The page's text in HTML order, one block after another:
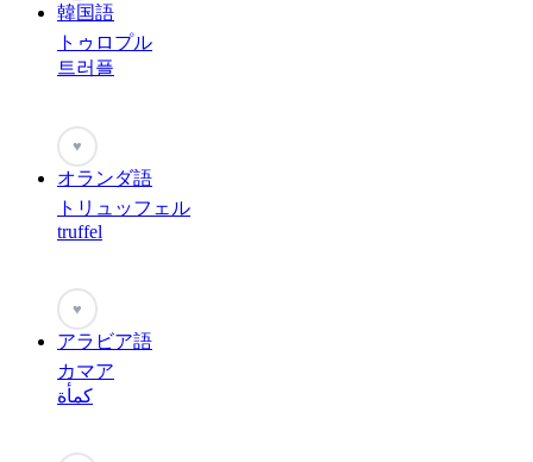
韓国語
トゥロプル
트러플
♥
オランダ語
トリュッフェル
truffel
♥
アラビア語
カマア
كمأة